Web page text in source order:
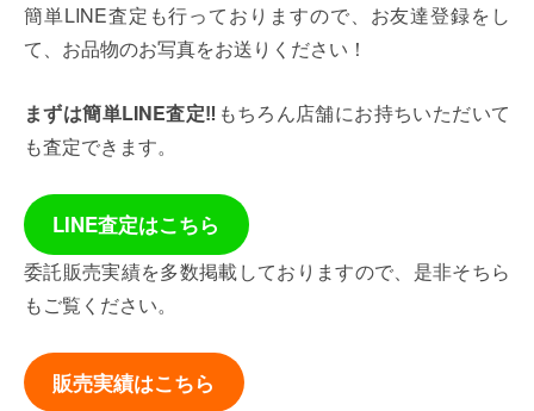
簡単LINE査定も行っておりますので、お友達登録をし
て、お品物のお写真をお送りください！
まずは簡単LINE査定‼ もちろん店舗にお持ちいただいて
も査定できます。
LINE査定はこちら
委託販売実績を多数掲載しておりますので、是非そちら
もご覧ください。
販売実績はこちら